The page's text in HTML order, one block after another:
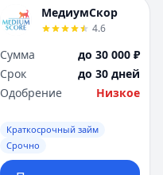
МедиумСкор
4.6
Сумма
до 30 000 ₽
Срок
до 30 дней
Одобрение
Низкое
Краткосрочный займ
Срочно